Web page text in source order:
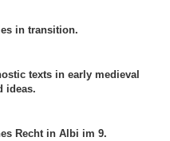
in transition.
texts in early medieval
ideas.
Recht in Albi im 9.